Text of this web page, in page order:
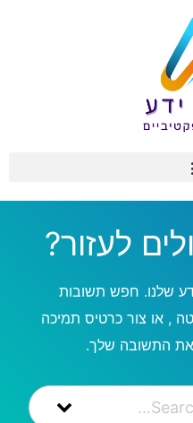
לעזור?
שלנו. חפש תשובות
, או צור כרטיס תמיכה
את התשובה שלך.